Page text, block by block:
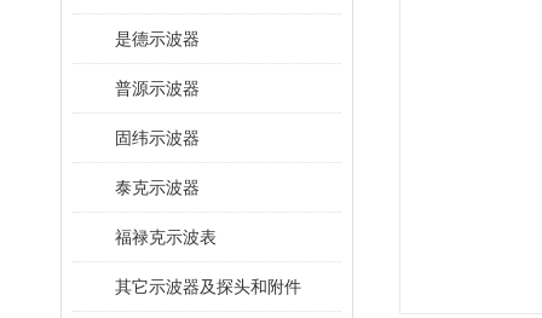
是德示波器
普源示波器
固纬示波器
泰克示波器
福禄克示波表
其它示波器及探头和附件